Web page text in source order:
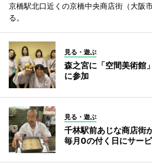
京橋駅北口近くの京橋中央商店街（大阪
る。
見る・遊ぶ
森之宮に「空間美術
に参加
見る・遊ぶ
千林駅前あじな商店街
毎月0の付く日にサー